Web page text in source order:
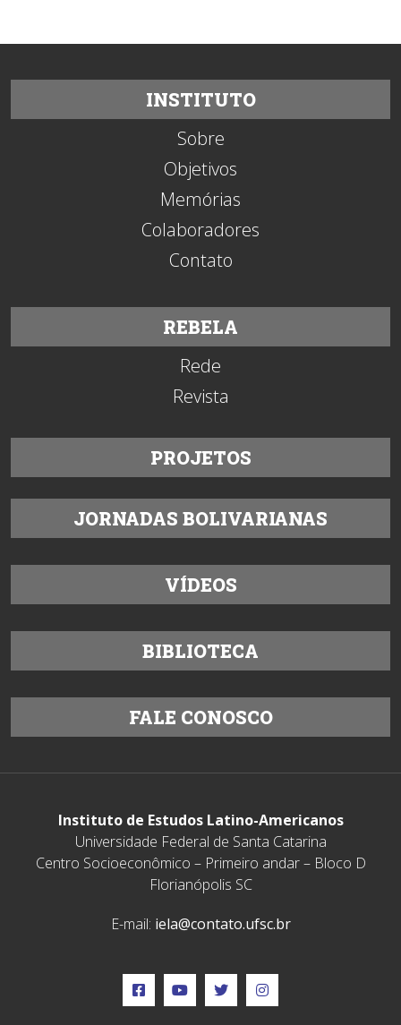
INSTITUTO
Sobre
Objetivos
Memórias
Colaboradores
Contato
REBELA
Rede
Revista
PROJETOS
JORNADAS BOLIVARIANAS
VÍDEOS
BIBLIOTECA
FALE CONOSCO
Instituto de Estudos Latino-Americanos
Universidade Federal de Santa Catarina
Centro Socioeconômico – Primeiro andar – Bloco D
Florianópolis SC
E-mail: iela@contato.ufsc.br